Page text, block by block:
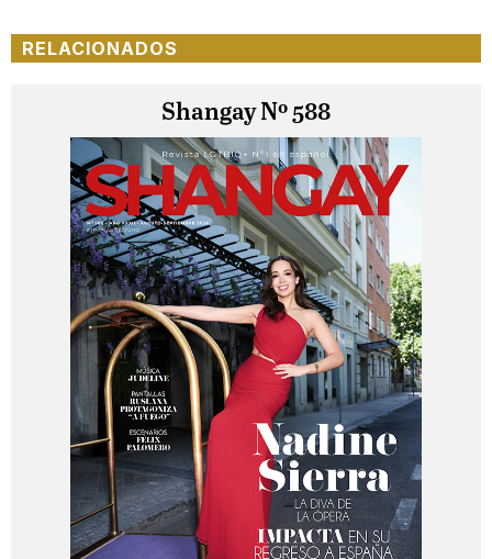
RELACIONADOS
Shangay Nº 588